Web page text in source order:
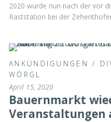
2020 wurde nun nach der vor
Raststation bei der
ANKÜNDIGUNGEN /
WÖRGL
April 15, 2020
Bauernmarkt
Veranstaltungen